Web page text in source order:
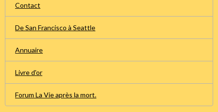
Contact
De San Francisco à Seattle
Annuaire
Livre d'or
Forum La Vie après la mort.